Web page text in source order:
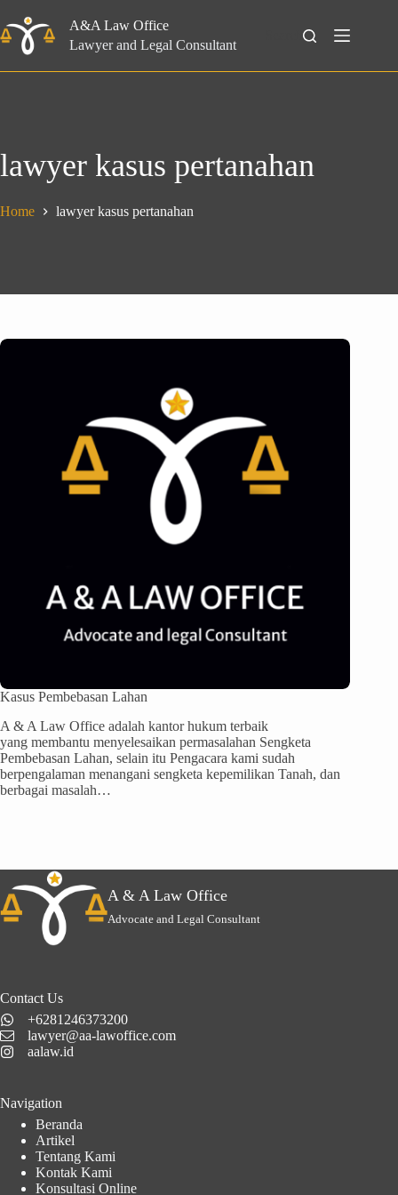
to
content
A&A Law Office
Lawyer and Legal Consultant
Search
lawyer kasus pertanahan
Home lawyer kasus pertanahan
Kasus Pembebasan Lahan
A & A Law Office adalah kantor hukum terbaik
yang membantu menyelesaikan permasalahan Sengketa
Pembebasan Lahan, selain itu Pengacara kami sudah
berpengalaman menangani sengketa kepemilikan Tanah, dan
berbagai masalah…
A & A Law Office
Advocate and Legal Consultant
Contact Us
+6281246373200
lawyer@aa-lawoffice.com
aalaw.id
Navigation
Beranda
Artikel
Tentang Kami
Kontak Kami
Konsultasi Online